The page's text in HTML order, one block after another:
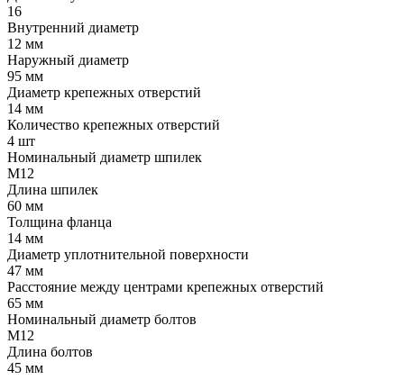
16
Внутренний диаметр
12 мм
Наружный диаметр
95 мм
Диаметр крепежных отверстий
14 мм
Количество крепежных отверстий
4 шт
Номинальный диаметр шпилек
М12
Длина шпилек
60 мм
Толщина фланца
14 мм
Диаметр уплотнительной поверхности
47 мм
Расстояние между центрами крепежных отверстий
65 мм
Номинальный диаметр болтов
М12
Длина болтов
45 мм